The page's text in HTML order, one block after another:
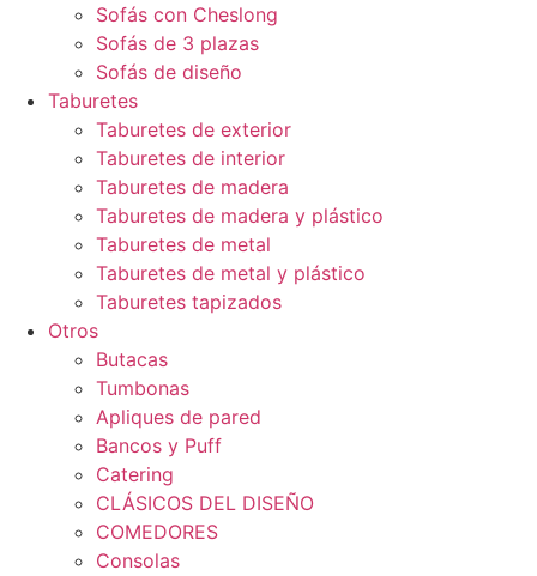
Sofás con Cheslong
Sofás de 3 plazas
Sofás de diseño
Taburetes
Taburetes de exterior
Taburetes de interior
Taburetes de madera
Taburetes de madera y plástico
Taburetes de metal
Taburetes de metal y plástico
Taburetes tapizados
Otros
Butacas
Tumbonas
Apliques de pared
Bancos y Puff
Catering
CLÁSICOS DEL DISEÑO
COMEDORES
Consolas